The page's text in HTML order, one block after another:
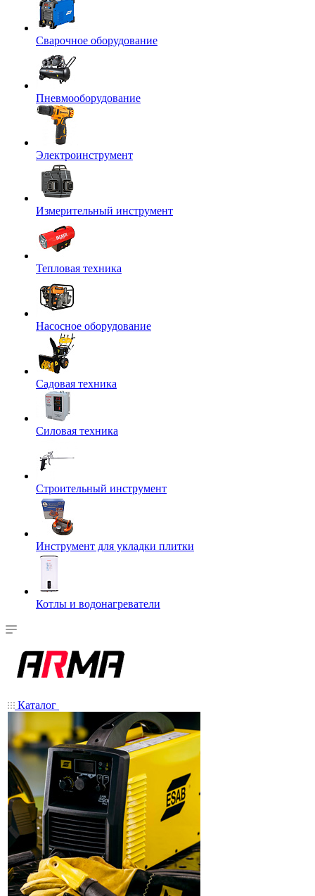
Сварочное оборудование
Пневмооборудование
Электроинструмент
Измерительный инструмент
Тепловая техника
Насосное оборудование
Садовая техника
Силовая техника
Строительный инструмент
Инструмент для укладки плитки
Котлы и водонагреватели
Каталог